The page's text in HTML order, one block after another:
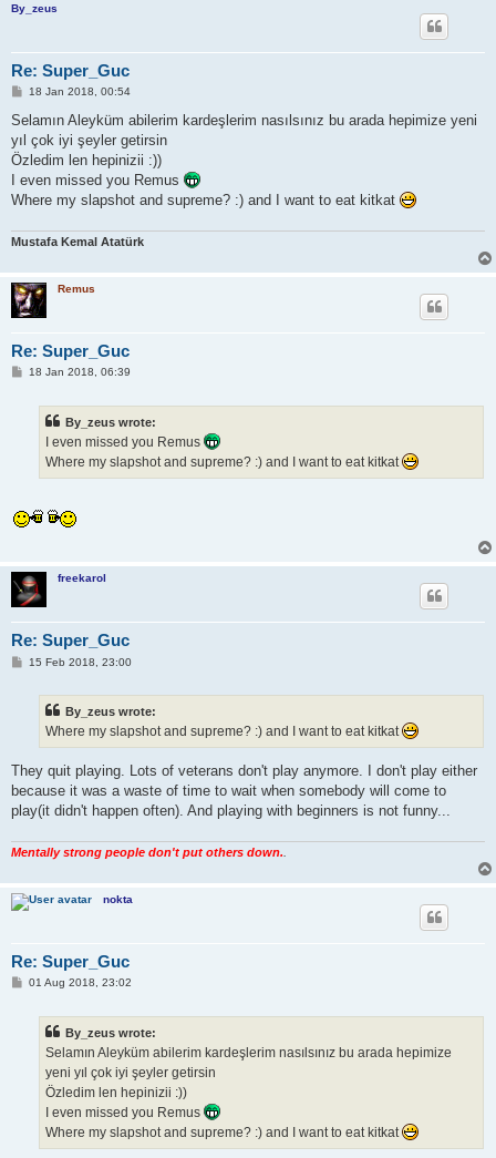
By_zeus
Re: Super_Guc
P
s
18 Jan 2018, 00:54
Selamın Aleyküm abilerim kardeşlerim nasılsınız bu arada hepimize yeni
yıl çok iyi şeyler getirsin
Özledim len hepinizii :))
I even missed you Remus
Where my slapshot and supreme? :) and I want to eat kitkat
Mustafa Kemal Atatürk
Remus
Re: Super_Guc
P18 Jan 2018, 06:39
By_zeus wrote:
I even missed you Remus
Where my slapshot and supreme? :) and I want to eat kitkat
freekarol
Re: Super_Guc
P15 Feb 2018, 23:00
By_zeus wrote:
Where my slapshot and supreme? :) and I want to eat kitkat
They quit playing. Lots of veterans don't play anymore. I don't play either
because it was a waste of time to wait when somebody will come to
play(it didn't happen often). And playing with beginners is not funny...
Mentally strong people don't put others down.
nokta
Re: Super_Guc
P01 Aug 2018, 23:02
By_zeus wrote:
Selamın Aleyküm abilerim kardeşlerim nasılsınız bu arada hepimize
yeni yıl çok iyi şeyler getirsin
Özledim len hepinizii :))
I even missed you Remus
Where my slapshot and supreme? :) and I want to eat kitkat